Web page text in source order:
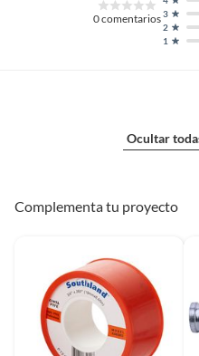
0comentarios
1
2
3
Ocultar
Complementa tu proyecto